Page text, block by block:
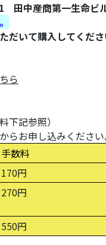
田中産商第一生命ビ
だいて購入してくださ
ら
下記参照）
らお申し込みください
手数料
170円
270円
550円